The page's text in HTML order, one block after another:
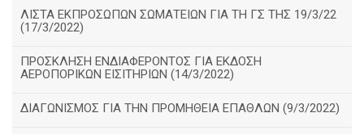
ΛΙΣΤΑ ΕΚΠΡΟΣΩΠΩΝ ΣΩΜΑΤΕΙΩΝ ΓΙΑ ΤΗ ΓΣ ΤΗΣ 19/3/22
(17/3/2022)
ΠΡΟΣΚΛΗΣΗ ΕΝΔΙΑΦΕΡΟΝΤΟΣ ΓΙΑ ΕΚΔΟΣΗ
ΑΕΡΟΠΟΡΙΚΩΝ ΕΙΣΙΤΗΡΙΩΝ (14/3/2022)
ΔΙΑΓΩΝΙΣΜΟΣ ΓΙΑ ΤΗΝ ΠΡΟΜΗΘΕΙΑ ΕΠΑΘΛΩΝ (9/3/2022)